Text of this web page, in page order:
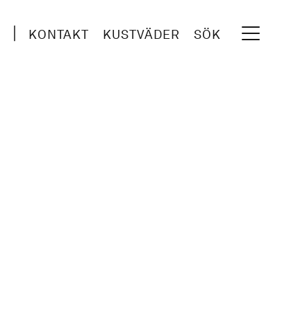
KONTAKT KUSTVÄDER SÖK